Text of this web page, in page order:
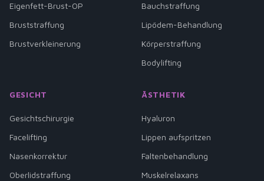
Eigenfett-Brust-OP
Bruststraffung
Brustverkleinerung
Bauchstraffung
Lipödem-Behandlung
Körperstraffung
Bodylifting
GESICHT
Gesichtschirurgie
Facelifting
Nasenkorrektur
Oberlidstraffung
ÄSTHETIK
Hyaluron
Lippen aufspritzen
Faltenbehandlung
Muskelrelaxans